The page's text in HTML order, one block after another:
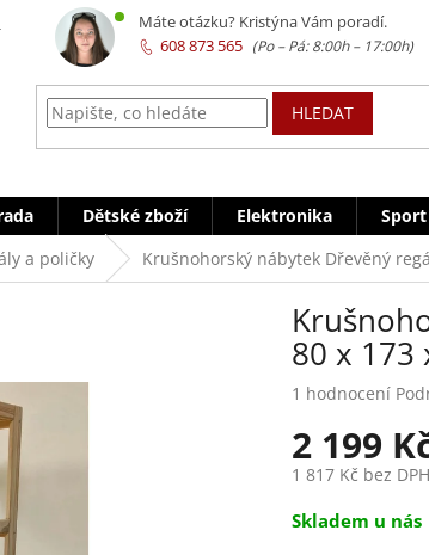
HLEDAT
Dětské zboží Elektronika Sport
a poličky Krušnohorský nábytek Dřevěný
80 x 173
Průměrné
produktu
je
5,0
5
1 hodnocení
2 199
1 817 Kč bez DPH
Měrná
cena:
Skladem u nás
Máte otázku? Kristýna Vám poradí.
608 873 565